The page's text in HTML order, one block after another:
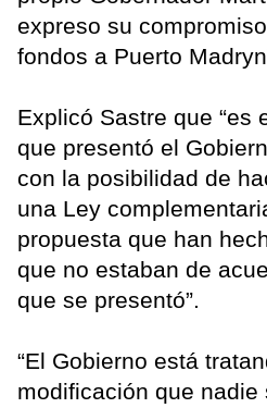
expreso su
fondos a Puerto
Explicó Sastre que “es
que presentó el
con la posibilidad de
una Ley
propuesta que han
que no estaban de
que se presentó”.
“El Gobierno está
modificación que